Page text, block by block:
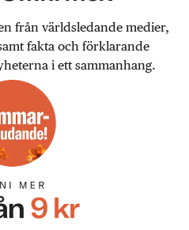
från världsledande medier,
fakta och förklarande
i ett sammanhang.